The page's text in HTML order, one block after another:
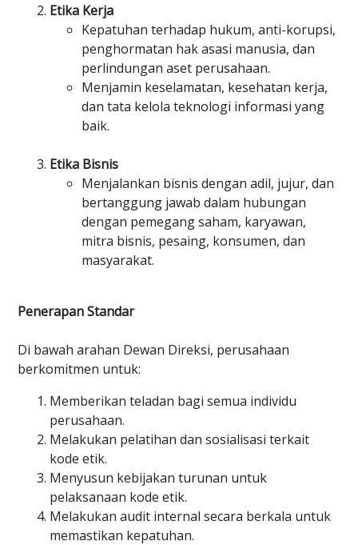
Etika Kerja
Kepatuhan terhadap hukum, anti-korupsi,
penghormatan hak asasi manusia, dan
perlindungan aset perusahaan.
Menjamin keselamatan, kesehatan kerja,
dan tata kelola teknologi informasi yang
baik.
Etika Bisnis
Menjalankan bisnis dengan adil, jujur, dan
bertanggung jawab dalam hubungan
dengan pemegang saham, karyawan,
mitra bisnis, pesaing, konsumen, dan
masyarakat.
Penerapan Standar
Di bawah arahan Dewan Direksi, perusahaan
berkomitmen untuk:
Memberikan teladan bagi semua individu
perusahaan.
Melakukan pelatihan dan sosialisasi terkait
kode etik.
Menyusun kebijakan turunan untuk
pelaksanaan kode etik.
Melakukan audit internal secara berkala untuk
memastikan kepatuhan.